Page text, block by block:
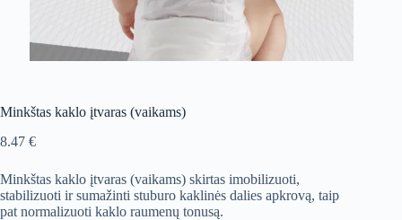
Minkštas kaklo įtvaras (vaikams)
8.47 €
Minkštas kaklo įtvaras (vaikams) skirtas imobilizuoti,
stabilizuoti ir sumažinti stuburo kaklinės dalies apkrovą, taip
pat normalizuoti kaklo raumenų tonusą.